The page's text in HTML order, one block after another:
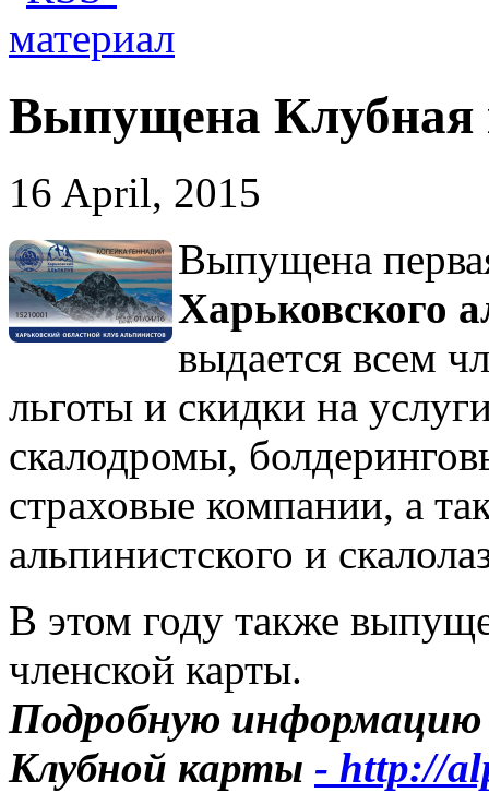
Выпущена Клубная
16 April, 2015
Выпущена
Харьковского
выдается всем
льготы и скидки на
скалодромы,
страховые компании, а
альпинистского и
В этом году также
членской карты.
Подробную
Клубной карты - http://